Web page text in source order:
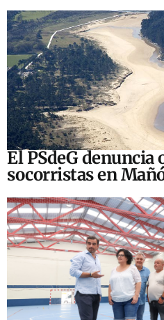
El PSdeG
socorristas en